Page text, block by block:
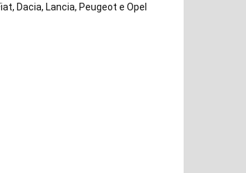
Dacia, Lancia, Peugeot e Opel